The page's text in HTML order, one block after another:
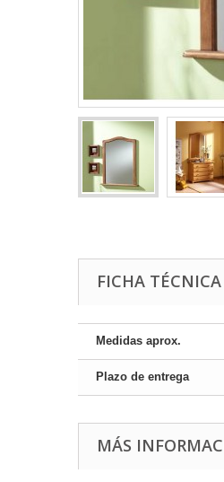
FICHA TÉCNICA
Medidas aprox.
Plazo de entrega
MÁS